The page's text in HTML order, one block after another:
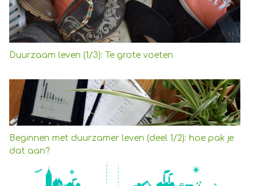
Duurzaam leven (1/3): Te grote voeten
Beginnen met duurzamer leven (deel 1/2): hoe pak je
dat aan?